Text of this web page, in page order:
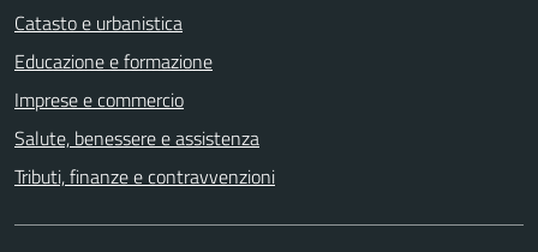
Catasto e urbanistica
Educazione e formazione
Imprese e commercio
Salute, benessere e assistenza
Tributi, finanze e contravvenzioni